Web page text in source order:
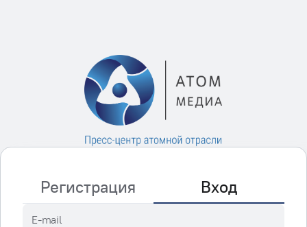
Регистрация Вход
E-mail